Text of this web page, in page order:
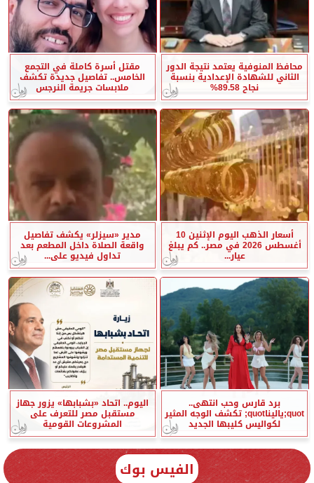
محافظ المنوفية يعتمد نتيجة الدور
الثاني للشهادة الإعدادية بنسبة
نجاح 89.58%
مقتل أسرة كاملة في التجمع
الخامس.. تفاصيل جديدة تكشف
ملابسات جريمة النرجس
أسعار الذهب اليوم الإثنين 10
أغسطس 2026 في مصر.. كم يبلغ
عيار...
مدير «سيزلر» يكشف تفاصيل
واقعة الصلاة داخل المطعم بعد
تداول فيديو على...
برد قارس وحب انتهى..
quot;ياليناquot; تكشف الوجه المثير
لكواليس كليبها الجديد
اليوم.. اتحاد «بشبابها» يزور جهاز
مستقبل مصر للتعرف على
المشروعات القومية
الفيس بوك